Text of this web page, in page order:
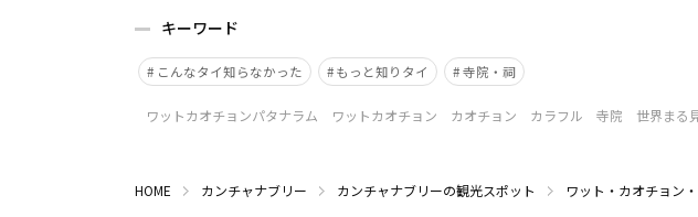
キーワード
こんなタイ知らなかった もっと知りタイ 寺院・祠
ワットカオチョンパタナラム ワットカオチョン カオチョン カラフル 寺院 世界まる
HOME カンチャナブリー カンチャナブリーの観光スポット ワット・カオチョン